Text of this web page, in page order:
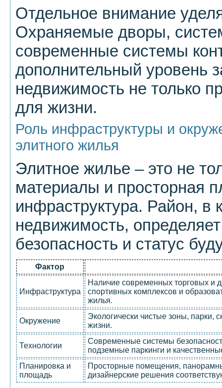
Отдельное внимание
Охраняемые дворы,
современные системы
дополнительный уровень
недвижимость не только
для жизни.
Роль инфраструктуры и
элитного жилья
Элитное жилье – это не
материалы и просторная
инфраструктура. Район, в
недвижимость,
безопасность и статус
Фактор
Инфраструктура
Наличие современных торговых и
спортивных комплексов и
жилья.
Окружение
Экологически чистые зоны,
жизни.
Технологии
Современные системы
подземные паркинги и
Планировка и
площадь
Просторные помещения,
дизайнерские решения